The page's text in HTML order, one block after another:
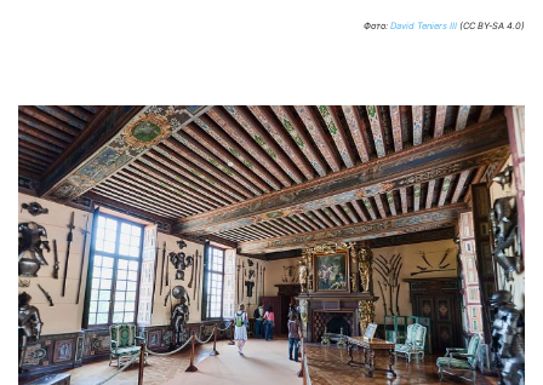
Фото: David Teniers III (CC BY-SA 4.0)